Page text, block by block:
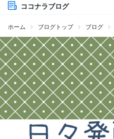
ココナラブログ
ホーム ブログトップ ブログ